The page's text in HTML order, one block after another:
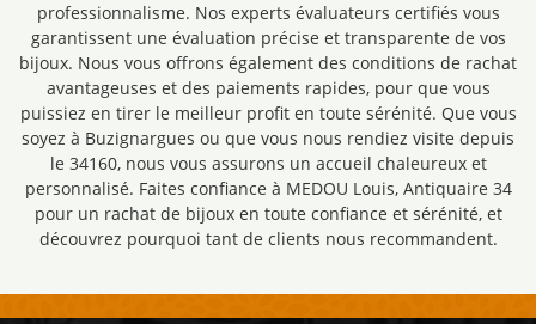
professionnalisme. Nos experts évaluateurs certifiés vous
garantissent une évaluation précise et transparente de vos
bijoux. Nous vous offrons également des conditions de rachat
avantageuses et des paiements rapides, pour que vous
puissiez en tirer le meilleur profit en toute sérénité. Que vous
soyez à Buzignargues ou que vous nous rendiez visite depuis
le 34160, nous vous assurons un accueil chaleureux et
personnalisé. Faites confiance à MEDOU Louis, Antiquaire 34
pour un rachat de bijoux en toute confiance et sérénité, et
découvrez pourquoi tant de clients nous recommandent.